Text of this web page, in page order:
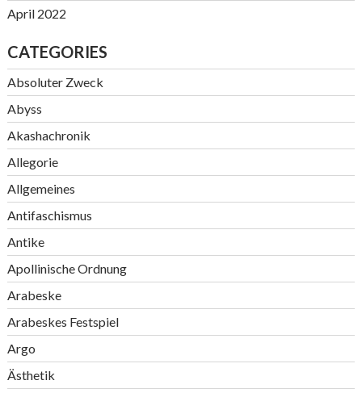
April 2022
CATEGORIES
Absoluter Zweck
Abyss
Akashachronik
Allegorie
Allgemeines
Antifaschismus
Antike
Apollinische Ordnung
Arabeske
Arabeskes Festspiel
Argo
Ästhetik